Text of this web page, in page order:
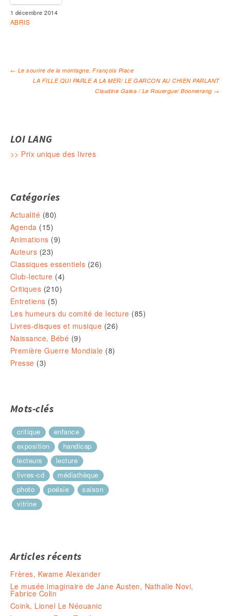
1 décembre 2014
ABRIS
Navigation des articles
← Le sourire de la montagne, François Place
LA FILLE QUI PARLE A LA MER/ LE GARCON AU CHIEN PARLANT
Claudine Galea / Le Rouergue/ Boomerang →
LOI LANG
>> Prix unique des livres
Catégories
Actualité (80)
Agenda (15)
Animations (9)
Auteurs (23)
Classiques essentiels (26)
Club-lecture (4)
Critiques (210)
Entretiens (5)
Les humeurs du comité de lecture (85)
Livres-disques et musique (26)
Naissance, Bébé (9)
Première Guerre Mondiale (8)
Presse (3)
Mots-clés
critique
enfance
exposition
handicap
lecteurs
lecture
livres-cd
médiathèque
photo
poésie
saison
vitrine
Articles récents
Frères, Kwame Alexander
Le musée imaginaire de Jane Austen, Nathalie Novi,
Fabrice Colin
Coink, Lionel Le Néouanic